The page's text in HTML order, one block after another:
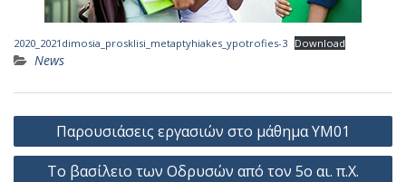
2020_2021dimosia_prosklisi_metaptyhiakes_ypotrofies-3 Download
News
Πλοήγηση
άρθρων
Παρουσιάσεις εργασιών στο μάθημα ΥΜ01
Tο βασίλειο των Οδρυσών από τον 5ο αι. π.Χ.